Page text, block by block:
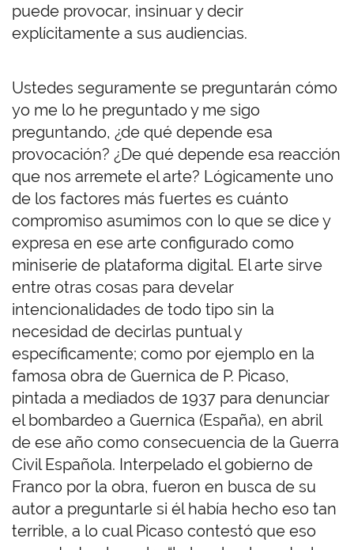
puede provocar, insinuar y decir
explícitamente a sus audiencias.
Ustedes seguramente se preguntarán cómo
yo me lo he preguntado y me sigo
preguntando, ¿de qué depende esa
provocación? ¿De qué depende esa reacción
que nos arremete el arte? Lógicamente uno
de los factores más fuertes es cuánto
compromiso asumimos con lo que se dice y
expresa en ese arte configurado como
miniserie de plataforma digital. El arte sirve
entre otras cosas para develar
intencionalidades de todo tipo sin la
necesidad de decirlas puntual y
específicamente; como por ejemplo en la
famosa obra de Guernica de P. Picaso,
pintada a mediados de 1937 para denunciar
el bombardeo a Guernica (España), en abril
de ese año como consecuencia de la Guerra
Civil Española. Interpelado el gobierno de
Franco por la obra, fueron en busca de su
autor a preguntarle si él había hecho eso tan
terrible, a lo cual Picaso contestó que eso